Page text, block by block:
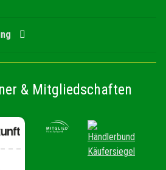
& Mitgliedschaften